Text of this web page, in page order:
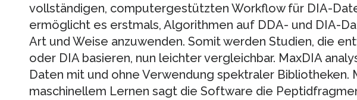
vollständigen, computergestützten Workflow für DIA-
ermöglicht es erstmals, Algorithmen auf DDA- und DIA-
Art und Weise anzuwenden. Somit werden Studien, die
oder DIA basieren, nun leichter vergleichbar. MaxDIA
Daten mit und ohne Verwendung spektraler Bibliotheken.
maschinellem Lernen sagt die Software die